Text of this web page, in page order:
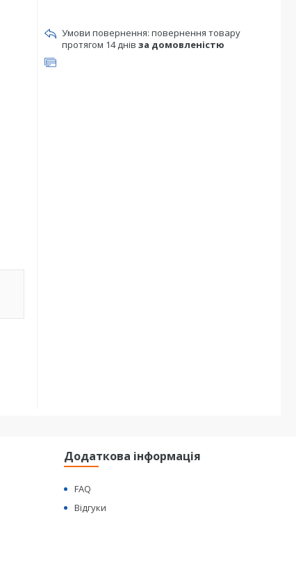
повернення товару
протягом 14 днів за домовленістю
Додаткова інформація
FAQ
Відгуки